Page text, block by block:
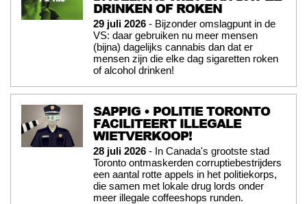
DRINKEN OF ROKEN
29 juli 2026 - Bijzonder omslagpunt in de
VS: daar gebruiken nu meer mensen
(bijna) dagelijks cannabis dan dat er
mensen zijn die elke dag sigaretten roken
of alcohol drinken!
SAPPIG • POLITIE TORONTO
FACILITEERT ILLEGALE
WIETVERKOOP!
28 juli 2026 - In Canada's grootste stad
Toronto ontmaskerden corruptiebestrijders
een aantal rotte appels in het politiekorps,
die samen met lokale drug lords onder
meer illegale coffeeshops runden.